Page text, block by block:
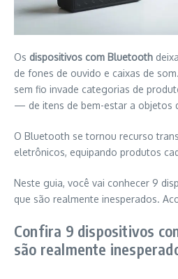
Os dispositivos com Bluetooth
de fones de ouvido e caixas de
sem fio invade categorias de
— de itens de bem-estar a objetos
O Bluetooth se tornou recurso
eletrônicos, equipando produtos
Neste guia, você vai conhecer 9
que são realmente inesperados.
Confira 9 dispositivos
são realmente